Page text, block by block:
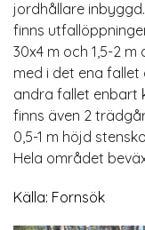
jordhållare
finns
30x4 m och 1,5-2
med i det ena
andra fallet enbart
finns även 2
0,5-1 m höjd
Hela området
Källa: Fornsök